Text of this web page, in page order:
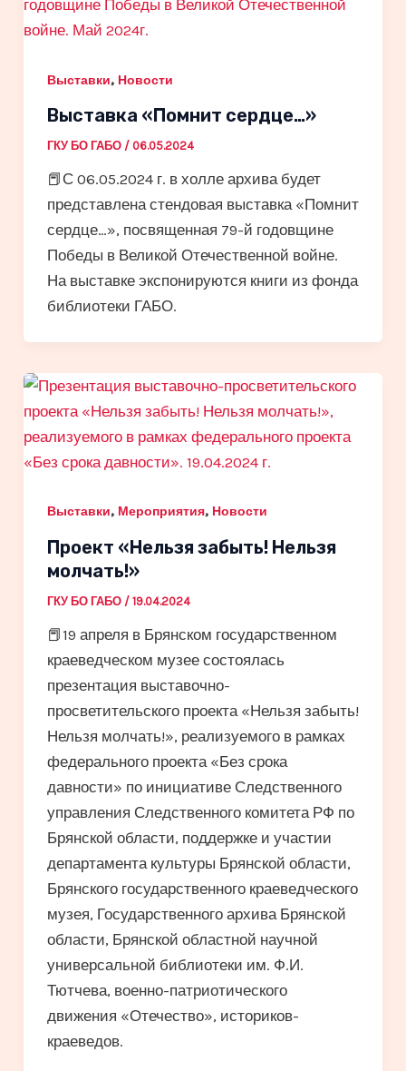
Выставки, Новости
Выставка «Помнит сердце…»
ГКУ БО ГАБО / 06.05.2024
📕С 06.05.2024 г. в холле архива будет
представлена стендовая выставка «Помнит
сердце…», посвященная 79-й годовщине
Победы в Великой Отечественной войне.
На выставке экспонируются книги из фонда
библиотеки ГАБО.
Выставки, Мероприятия, Новости
Проект «Нельзя забыть! Нельзя
молчать!»
ГКУ БО ГАБО / 19.04.2024
📕19 апреля в Брянском государственном
краеведческом музее состоялась
презентация выставочно-
просветительского проекта «Нельзя забыть!
Нельзя молчать!», реализуемого в рамках
федерального проекта «Без срока
давности» по инициативе Следственного
управления Следственного комитета РФ по
Брянской области, поддержке и участии
департамента культуры Брянской области,
Брянского государственного краеведческого
музея, Государственного архива Брянской
области, Брянской областной научной
универсальной библиотеки им. Ф.И.
Тютчева, военно-патриотического
движения «Отечество», историков-
краеведов.